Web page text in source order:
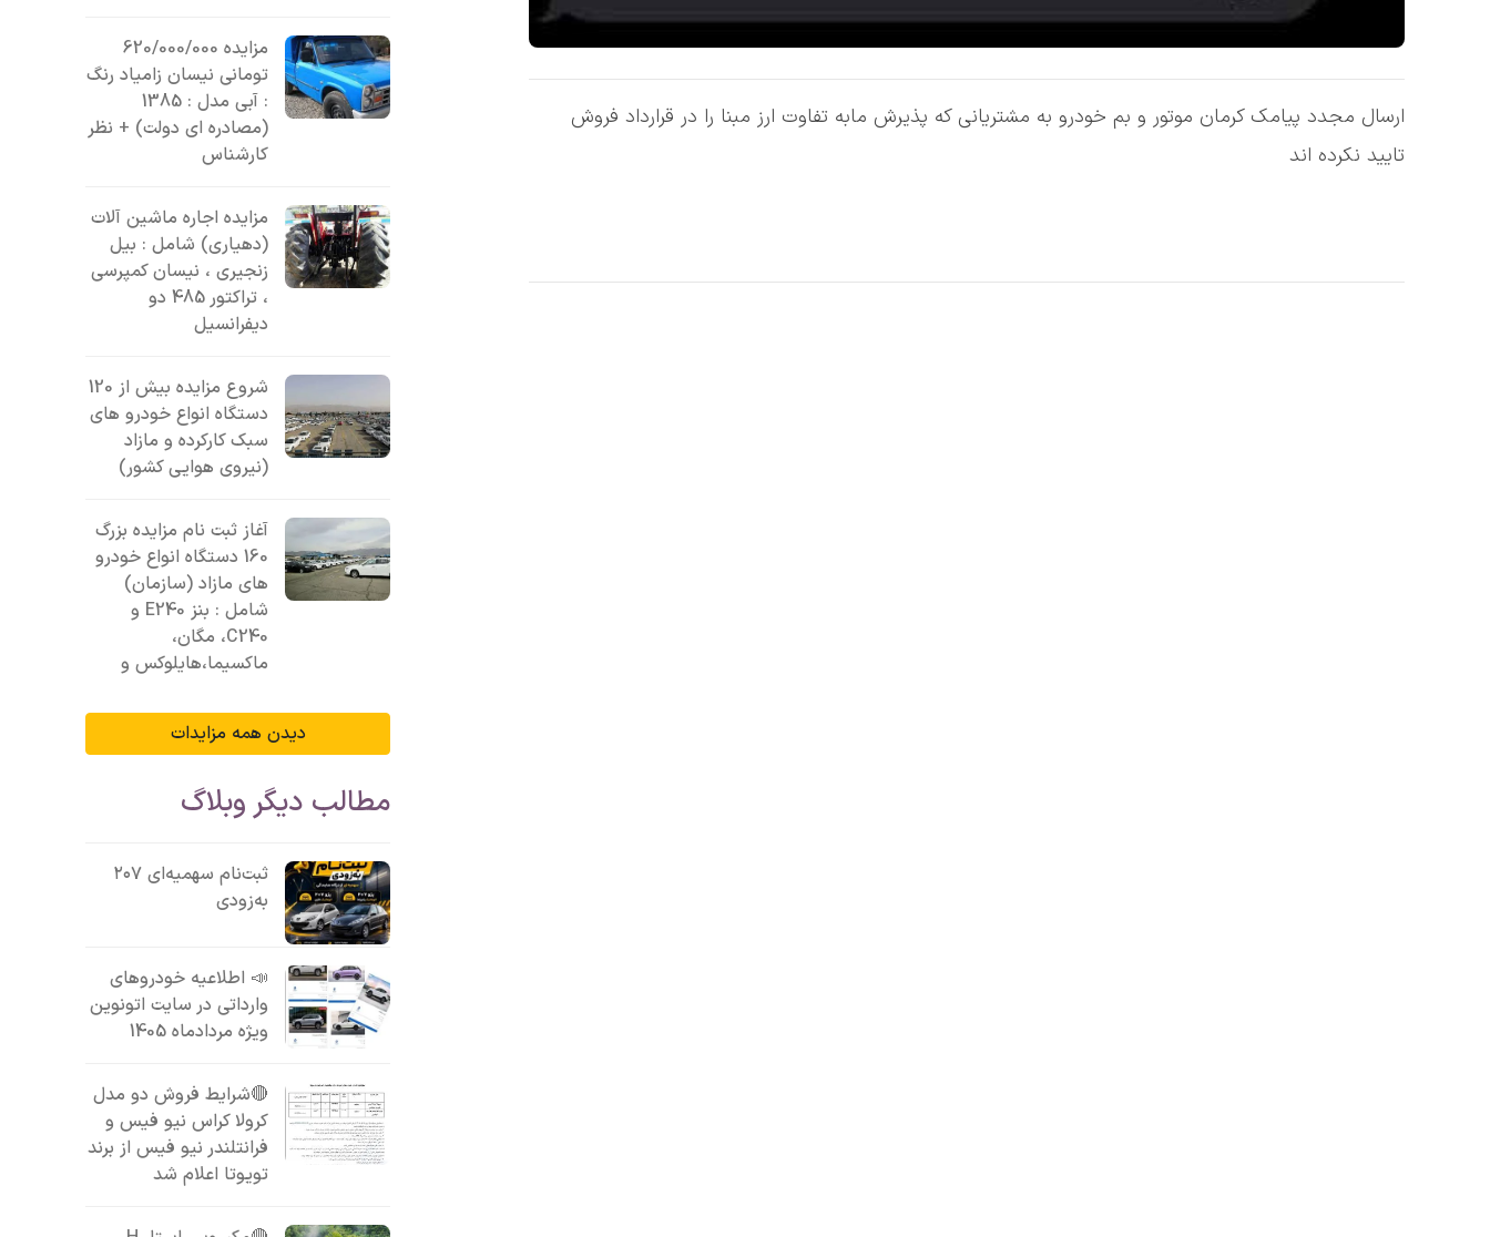
ارسال مجدد پیامک کرمان موتور و بم خودرو به مشتریانی که پذیرش مابه تفاوت ارز مبنا را در قرارداد فروش
تایید نکرده اند
مزایده 620/000/000
تومانی نیسان زامیاد رنگ
: آبی مدل : 1385
(مصادره ای دولت) + نظر
کارشناس
مزایده اجاره ماشین آلات
(دهیاری) شامل : بیل
زنجیری ، نیسان کمپرسی
، تراکتور 485 دو
دیفرانسیل
شروع مزایده بیش از 120
دستگاه انواع خودرو های
سبک کارکرده و مازاد
(نیروی هوایی کشور)
آغاز ثبت نام مزایده بزرگ
160 دستگاه انواع خودرو
های مازاد (سازمان)
شامل : بنز E240 و
C240، مگان،
ماکسیما،هایلوکس و
دیدن همه مزایدات
مطالب دیگر وبلاگ
ثبت‌نام سهمیه‌ای ۲۰۷
به‌زودی
📣 اطلاعیه خودروهای
وارداتی در سایت اتونوین
ویژه مردادماه 1405
🔴شرایط فروش دو مدل
کرولا کراس نیو فیس و
فرانتلندر نیو فیس از برند
تویوتا اعلام شد